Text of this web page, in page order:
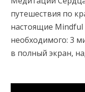
путешествия по
настоящие
необходимого: 3
в полный экран,